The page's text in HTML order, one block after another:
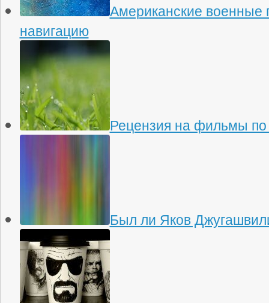
Американские военные
навигацию
Рецензия на фильмы по
Был ли Яков